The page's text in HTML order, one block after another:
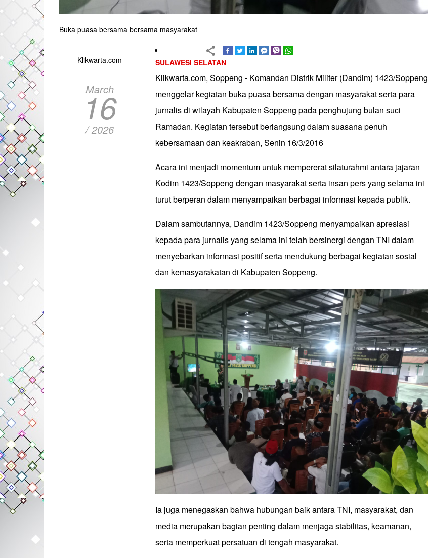
Buka puasa bersama bersama masyarakat
Klikwarta.com
March
16
/ 2026
SULAWESI SELATAN
Klikwarta.com, Soppeng - Komandan Distrik Militer (Dandim) 1423/Soppeng
menggelar kegiatan buka puasa bersama dengan masyarakat serta para
jurnalis di wilayah Kabupaten Soppeng pada penghujung bulan suci
Ramadan. Kegiatan tersebut berlangsung dalam suasana penuh
kebersamaan dan keakraban, Senin 16/3/2016
Acara ini menjadi momentum untuk mempererat silaturahmi antara jajaran
Kodim 1423/Soppeng dengan masyarakat serta insan pers yang selama ini
turut berperan dalam menyampaikan berbagai informasi kepada publik.
Dalam sambutannya, Dandim 1423/Soppeng menyampaikan apresiasi
kepada para jurnalis yang selama ini telah bersinergi dengan TNI dalam
menyebarkan informasi positif serta mendukung berbagai kegiatan sosial
dan kemasyarakatan di Kabupaten Soppeng.
Ia juga menegaskan bahwa hubungan baik antara TNI, masyarakat, dan
media merupakan bagian penting dalam menjaga stabilitas, keamanan,
serta memperkuat persatuan di tengah masyarakat.